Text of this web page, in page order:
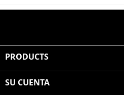
PRODUCTS
SU CUENTA